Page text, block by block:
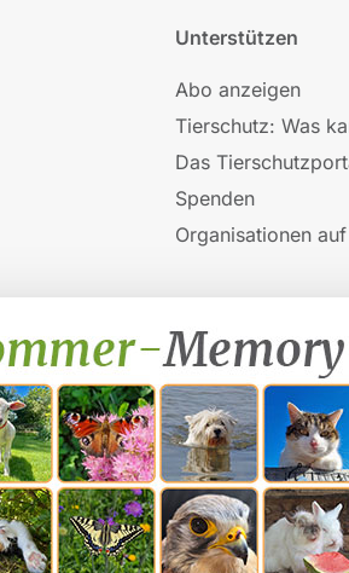
Unterstützen
Abo anzeigen
Tierschutz: Was
Das
Spenden
Organisationen